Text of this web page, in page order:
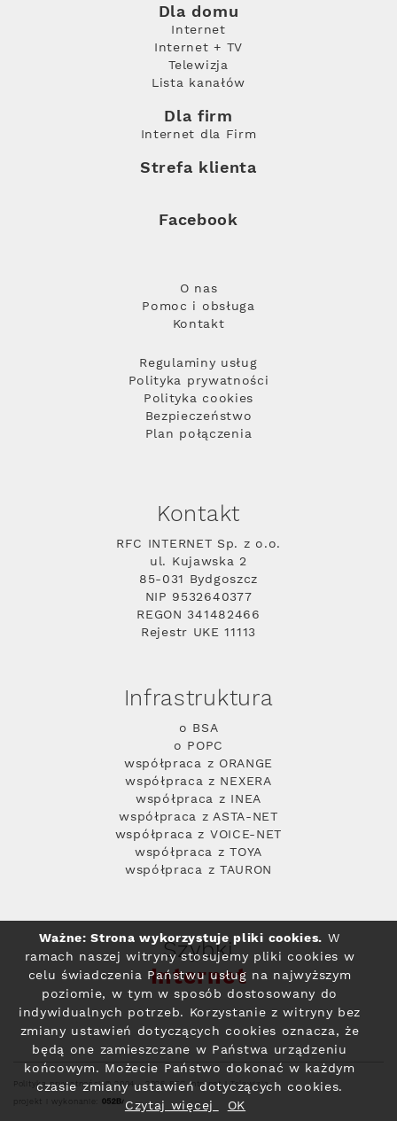
Dla domu
Internet
Internet + TV
Telewizja
Lista kanałów
Dla firm
Internet dla Firm
Strefa klienta
Facebook
O nas
Pomoc i obsługa
Kontakt
Regulaminy usług
Polityka prywatności
Polityka cookies
Bezpieczeństwo
Plan połączenia
Kontakt
RFC INTERNET Sp. z o.o.
ul. Kujawska 2
85-031 Bydgoszcz
NIP 9532640377
REGON 341482466
Rejestr UKE 11113
Infrastruktura
o BSA
o POPC
współpraca z ORANGE
współpraca z NEXERA
współpraca z INEA
współpraca z ASTA-NET
współpraca z VOICE-NET
współpraca z TOYA
współpraca z TAURON
Szybki
Internet
Polityka prywatności© 2004 - 2026 RFC Internet i Telewizja
projekt i wykonanie:
Ważne: Strona wykorzystuje pliki cookies. W
ramach naszej witryny stosujemy pliki cookies w
celu świadczenia Państwu usług na najwyższym
poziomie, w tym w sposób dostosowany do
indywidualnych potrzeb. Korzystanie z witryny bez
zmiany ustawień dotyczących cookies oznacza, że
będą one zamieszczane w Państwa urządzeniu
końcowym. Możecie Państwo dokonać w każdym
czasie zmiany ustawień dotyczących cookies.
Czytaj więcej
OK